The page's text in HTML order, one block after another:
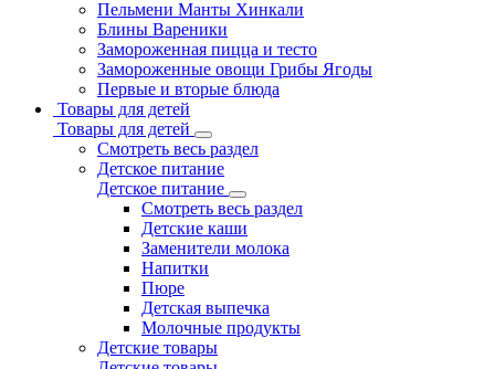
Пельмени Манты Хинкали
Блины Вареники
Замороженная пицца и тесто
Замороженные овощи Грибы Ягоды
Первые и вторые блюда
Товары для детей
Товары для детей
Смотреть весь раздел
Детское питание
Детское питание
Смотреть весь раздел
Детские каши
Заменители молока
Напитки
Пюре
Детская выпечка
Молочные продукты
Детские товары